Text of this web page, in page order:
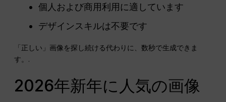
個人および商用利用に適しています
デザインスキルは不要です
「正しい」画像を探し続ける代わりに、数秒で生成できま
す。.
2026年新年に人気の画像